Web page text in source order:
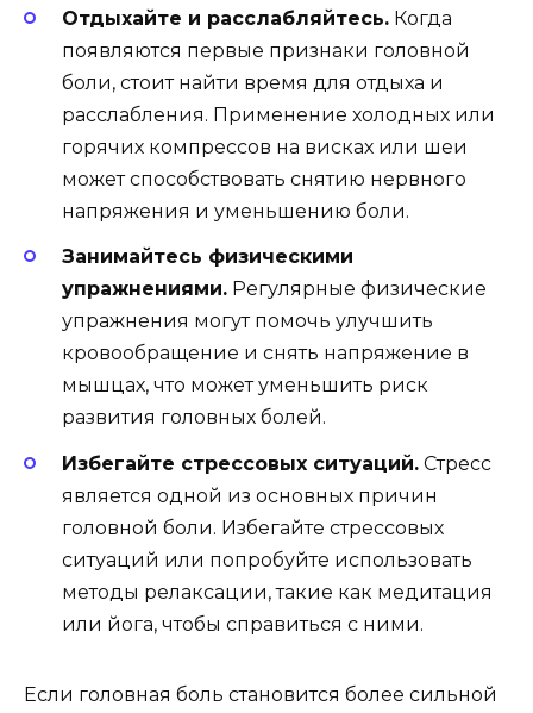
Отдыхайте и расслабляйтесь. Когда
появляются первые признаки головной
боли, стоит найти время для отдыха и
расслабления. Применение холодных или
горячих компрессов на висках или шеи
может способствовать снятию нервного
напряжения и уменьшению боли.
Занимайтесь физическими
упражнениями. Регулярные физические
упражнения могут помочь улучшить
кровообращение и снять напряжение в
мышцах, что может уменьшить риск
развития головных болей.
Избегайте стрессовых ситуаций. Стресс
является одной из основных причин
головной боли. Избегайте стрессовых
ситуаций или попробуйте использовать
методы релаксации, такие как медитация
или йога, чтобы справиться с ними.
Если головная боль становится более сильной